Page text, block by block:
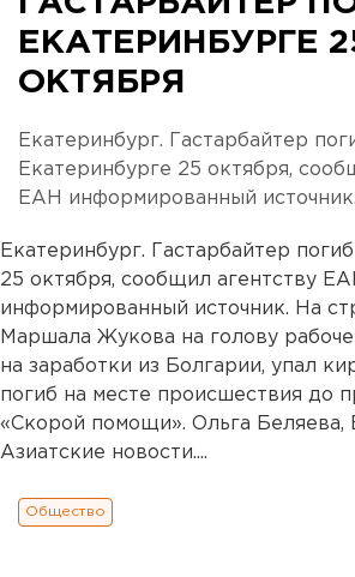
ЕКАТЕРИНБУРГЕ
ОКТЯБРЯ
Екатеринбург. Гастарбайтер
Екатеринбурге 25 октября,
ЕАН информированный источник.
Екатеринбург. Гастарбайтер
25 октября, сообщил агентству
информированный источник. На
Маршала Жукова на голову
на заработки из Болгарии, упал
погиб на месте происшествия до
«Скорой помощи». Ольга Беляева,
Азиатские новости....
Общество